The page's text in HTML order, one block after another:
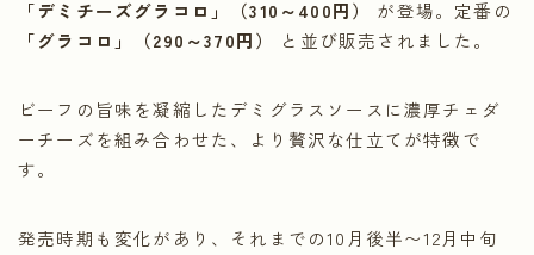
「デミチーズグラコロ」（310～400円）
が登場。定番の
「グラコロ」（290～370円）
と並び販売されました。
ビーフの旨味を凝縮したデミグラスソースに濃厚チェダ
ーチーズを組み合わせた、より贅沢な仕立てが特徴で
す。
発売時期も変化があり、それまでの10月後半〜12月中旬